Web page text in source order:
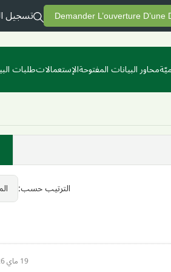
Demander L’ouverture D’une تسجيل
محاور البيانات المفتوحةالإستعمالاتطلبات
الترتيب حسب
19 ماي 2026، 10س:40د